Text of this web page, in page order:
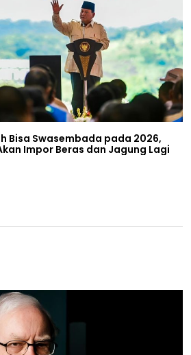
Bisa Swasembada pada 2026,
Impor Beras dan Jagung Lagi